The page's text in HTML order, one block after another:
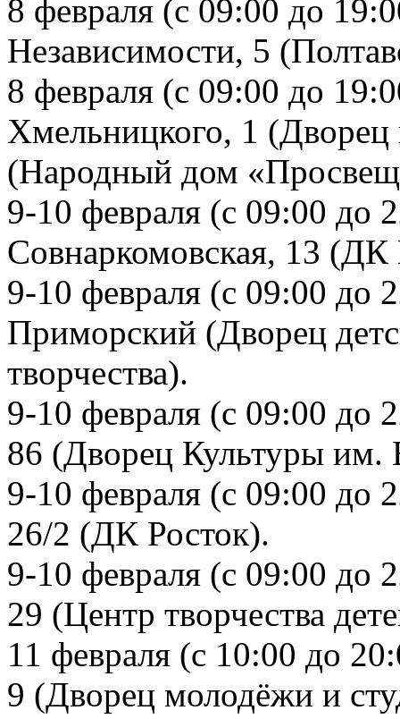
8 февраля (с 09:00 до
Независимости, 5
8 февраля (с 09:00 до
Хмельницкого, 1 (Дворец
(Народный дом
9-10 февраля (с 09:00 до
Совнаркомовская, 13
9-10 февраля (с 09:00 до
Приморский (Дворец
творчества).
9-10 февраля (с 09:00 до
86 (Дворец Культуры
9-10 февраля (с 09:00 до
26/2 (ДК Росток).
9-10 февраля (с 09:00 до
29 (Центр творчества
11 февраля (с 10:00 до
9 (Дворец молодёжи и